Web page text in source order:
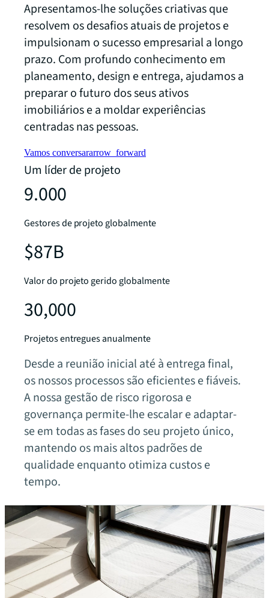
Apresentamos-lhe soluções criativas que
resolvem os desafios atuais de projetos e
impulsionam o sucesso empresarial a longo
prazo. Com profundo conhecimento em
planeamento, design e entrega, ajudamos a
preparar o futuro dos seus ativos
imobiliários e a moldar experiências
centradas nas pessoas.
Vamos conversararrow_forward
Um líder de projeto
9.000
Gestores de projeto globalmente
$87B
Valor do projeto gerido globalmente
30,000
Projetos entregues anualmente
Desde a reunião inicial até à entrega final,
os nossos processos são eficientes e fiáveis.
A nossa gestão de risco rigorosa e
governança permite-lhe escalar e adaptar-
se em todas as fases do seu projeto único,
mantendo os mais altos padrões de
qualidade enquanto otimiza custos e
tempo.
Os nossos campos de especialização